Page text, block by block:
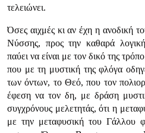
τελειώνει.
Όσες αιχμές κι αν έχη η ανοδική
Νύσσης, προς την καθαρά
παύει να είναι με τον δικό της
που με τη μυστική της φλόγα
των όντων, το Θεό, που τον
έφεση να τον δη, με δράση
συγχρόνους μελετητάς, ότι η
με την μεταφυσική του Γάλλου